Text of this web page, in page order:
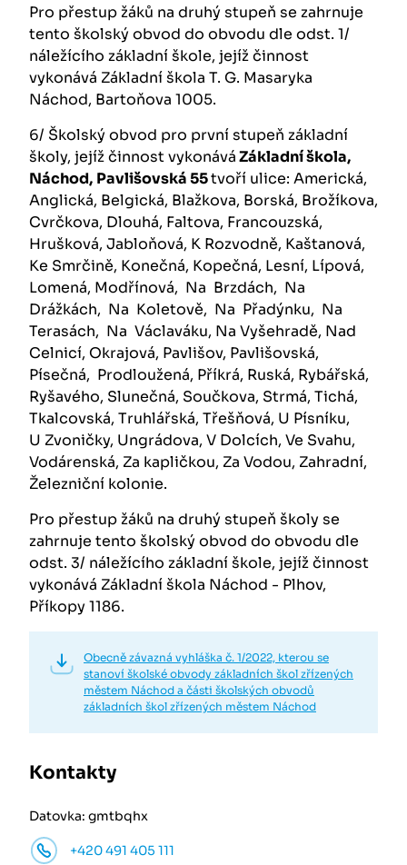
Pro přestup žáků na druhý stupeň se zahrnuje
tento školský obvod do obvodu dle odst. 1/
náležícího základní škole, jejíž činnost
vykonává Základní škola T. G. Masaryka
Náchod, Bartoňova 1005.
6/ Školský obvod pro první stupeň základní
školy, jejíž činnost vykonáváZákladní škola,
Náchod, Pavlišovská 55tvoří ulice: Americká,
Anglická, Belgická, Blažkova, Borská, Brožíkova,
Cvrčkova, Dlouhá, Faltova, Francouzská,
Hrušková, Jabloňová, K Rozvodně, Kaštanová,
Ke Smrčině, Konečná, Kopečná, Lesní, Lípová,
Lomená, Modřínová, Na Brzdách, Na
Drážkách, Na Koletově, Na Přadýnku, Na
Terasách, Na Václaváku, Na Vyšehradě, Nad
Celnicí, Okrajová, Pavlišov, Pavlišovská,
Písečná, Prodloužená, Příkrá, Ruská, Rybářská,
Ryšavého, Slunečná, Součkova, Strmá, Tichá,
Tkalcovská, Truhlářská, Třešňová, U Písníku,
U Zvoničky, Ungrádova, V Dolcích, Ve Svahu,
Vodárenská, Za kapličkou, Za Vodou, Zahradní,
Železniční kolonie.
Pro přestup žáků na druhý stupeň školy se
zahrnuje tento školský obvod do obvodu dle
odst. 3/ náležícího základní škole, jejíž činnost
vykonává Základní škola Náchod - Plhov,
Příkopy 1186.
Obecně závazná vyhláška č. 1/2022, kterou se
stanoví školské obvody základních škol zřízených
městem Náchod a části školských obvodů
základních škol zřízených městem Náchod
Kontakty
Datovka: gmtbqhx
+420 491 405 111